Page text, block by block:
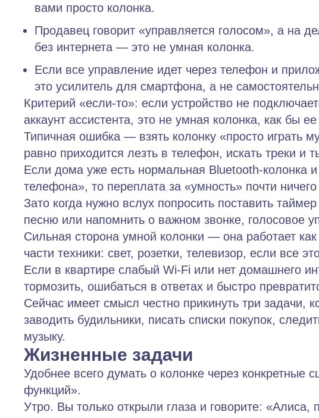
вами просто колонка.
Продавец говорит «управляется голосом», а на
без интернета — это не умная колонка.
Если все управление идет через телефон и
это усилитель для смартфона, а не
Критерий «если‑то»: если устройство не
аккаунт ассистента, это не умная колонка, как бы
Типичная ошибка — взять колонку «просто играть
равно приходится лезть в телефон, искать треки и
Если дома уже есть нормальная Bluetooth‑колонка
телефона», то переплата за «умность» почти ничего
Зато когда нужно вслух попросить поставить
песню или напомнить о важном звонке, голосовое
Сильная сторона умной колонки — она работает
части техники: свет, розетки, телевизор, если все
Если в квартире слабый Wi‑Fi или нет домашнего
тормозить, ошибаться в ответах и быстро
Сейчас имеет смысл честно прикинуть три задачи,
заводить будильники, писать списки покупок,
музыку.
Жизненные задачи
Удобнее всего думать о колонке через конкретные
функций».
Утро. Вы только открыли глаза и говорите: «Алиса,